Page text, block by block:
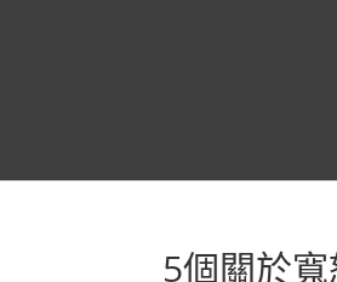
5個關於